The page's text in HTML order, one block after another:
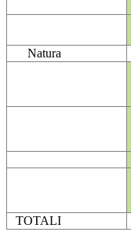
Natura
TOTALI